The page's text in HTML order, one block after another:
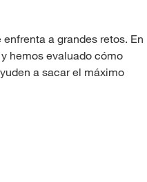
a grandes retos. En
hemos evaluado cómo
a sacar el máximo